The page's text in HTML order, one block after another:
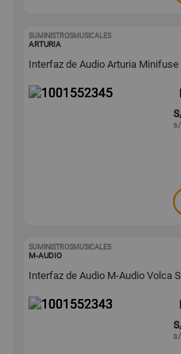
SUMINISTROSMUSICALES
ARTURIA
Interfaz de Audio Arturia
s/
SUMINISTROSMUSICALES
M-AUDIO
Interfaz de Audio M-Audio Volca
s/